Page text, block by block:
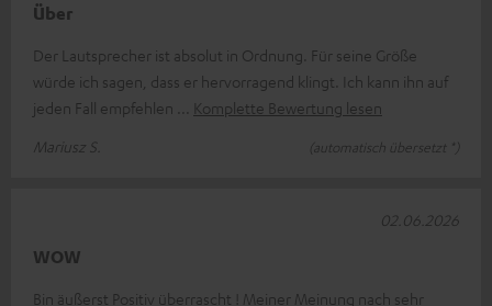
Über
Der Lautsprecher ist absolut in Ordnung. Für seine Größe
würde ich sagen, dass er hervorragend klingt. Ich kann ihn auf
jeden Fall empfehlen
Komplette Bewertung lesen
Mariusz S.
(automatisch übersetzt *)
WOW
Bin äußerst Positiv überrascht ! Meiner Meinung nach sehr
02.06.2026